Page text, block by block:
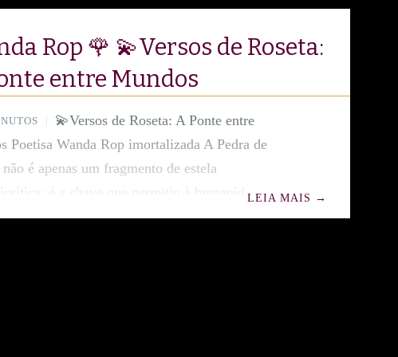
Rop 🌹 💫Versos de Roseta:
entre Mundos
💫Versos de Roseta: A Ponte entre
Poetisa Wanda Rop imortalizada A Pedra de
não é apenas um fragmento de estela
é a chave que permitiu à humanidade
a própria voz do Antigo Egito. Ao conter o
LEIA MAIS →